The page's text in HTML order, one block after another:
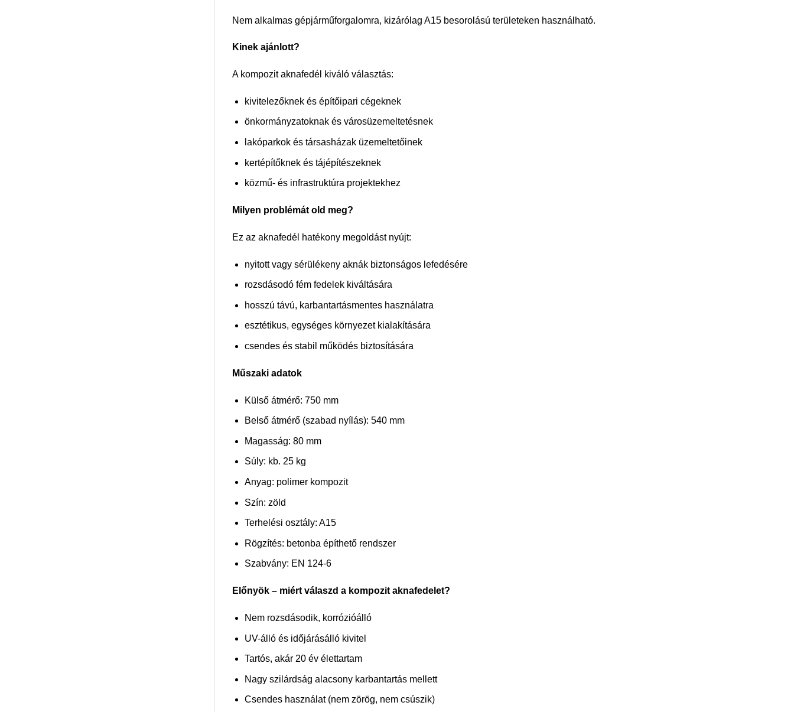
Nem alkalmas gépjárműforgalomra, kizárólag A15 besorolású területeken használható.
Kinek ajánlott?
A kompozit aknafedél kiváló választás:
kivitelezőknek és építőipari cégeknek
önkormányzatoknak és városüzemeltetésnek
lakóparkok és társasházak üzemeltetőinek
kertépítőknek és tájépítészeknek
közmű- és infrastruktúra projektekhez
Milyen problémát old meg?
Ez az aknafedél hatékony megoldást nyújt:
nyitott vagy sérülékeny aknák biztonságos lefedésére
rozsdásodó fém fedelek kiváltására
hosszú távú, karbantartásmentes használatra
esztétikus, egységes környezet kialakítására
csendes és stabil működés biztosítására
Műszaki adatok
Külső átmérő: 750 mm
Belső átmérő (szabad nyílás): 540 mm
Magasság: 80 mm
Súly: kb. 25 kg
Anyag: polimer kompozit
Szín: zöld
Terhelési osztály: A15
Rögzítés: betonba építhető rendszer
Szabvány: EN 124-6
Előnyök – miért válaszd a kompozit aknafedelet?
Nem rozsdásodik, korrózióálló
UV-álló és időjárásálló kivitel
Tartós, akár 20 év élettartam
Nagy szilárdság alacsony karbantartás mellett
Csendes használat (nem zörög, nem csúszik)